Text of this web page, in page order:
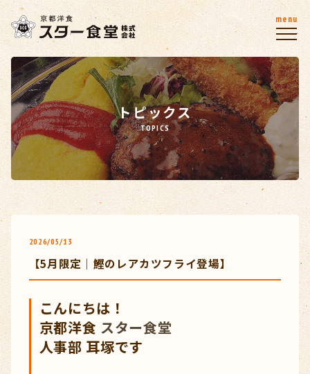
menu
トピックス
TOPICS
2026/05/13
【5月限定｜鰹のレアカツフライ登場】
こんにちは！
京都洋食 スター食堂
人事部 耳塚です